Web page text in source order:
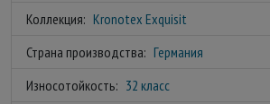
Коллекция: Kronotex Exquisit
Страна производства: Германия
Износотойкость: 32 класс